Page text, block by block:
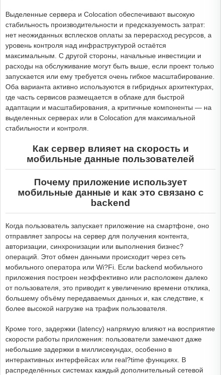
Выделенные сервера и Colocation обеспечивают высокую
стабильность производительности и предсказуемость затрат:
нет неожиданных всплесков оплаты за перерасход ресурсов, а
уровень контроля над инфраструктурой остаётся
максимальным. С другой стороны, начальные инвестиции и
расходы на обслуживание могут быть выше, если проект только
запускается или ему требуется очень гибкое масштабирование.
Оба варианта активно используются в гибридных архитектурах,
где часть сервисов размещается в облаке для быстрой
адаптации и масштабирования, а критичные компоненты — на
выделенных серверах или в Colocation для максимальной
стабильности и контроля.
Как сервер влияет на скорость и
мобильные данные пользователей
Почему приложение использует
мобильные данные и как это связано с
backend
Когда пользователь запускает приложение на смартфоне, оно
отправляет запросы на сервер для получения контента,
авторизации, синхронизации или выполнения бизнес?
операций. Этот обмен данными происходит через сеть
мобильного оператора или Wi?Fi. Если backend мобильного
приложения построен неэффективно или расположен далеко
от пользователя, это приводит к увеличению времени отклика,
большему объёму передаваемых данных и, как следствие, к
более высокой нагрузке на трафик пользователя.
Кроме того, задержки (latency) напрямую влияют на восприятие
скорости работы приложения: пользователи замечают даже
небольшие задержки в миллисекундах, особенно в
интерактивных интерфейсах или real?time функциях. В
распределённых системах каждый дополнительный сетевой